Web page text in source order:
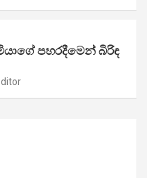
පහරදීමෙන් බිරිඳ